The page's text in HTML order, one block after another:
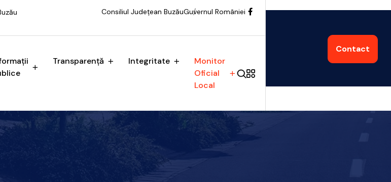
Consiliul Județean BuzăuGuvernul României
Transparență Integritate
Monitor
Oficial
Local
Contact